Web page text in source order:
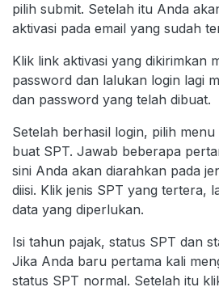
pilih submit. Setelah itu Anda
aktivasi pada email yang sudah
Klik link aktivasi yang dikirimkan
password dan lalukan login lagi
dan password yang telah dibuat.
Setelah berhasil login, pilih
buat SPT. Jawab beberapa
sini Anda akan diarahkan pada
diisi. Klik jenis SPT yang tertera,
data yang diperlukan.
Isi tahun pajak, status SPT dan
Jika Anda baru pertama kali
status SPT normal. Setelah itu